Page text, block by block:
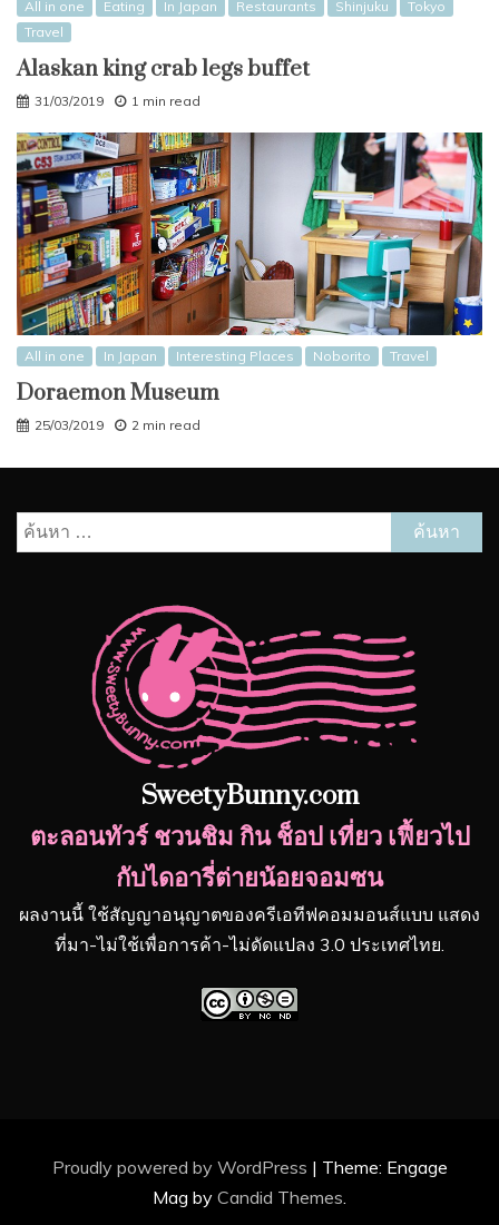
All in one Eating In Japan Restaurants Shinjuku
Tokyo
Travel
Alaskan king crab legs buffet
31/03/2019 1 min read
All in one In Japan Interesting Places Noborito Travel
Doraemon Museum
25/03/2019 2 min read
ค้นหา
สำหรับ:
SweetyBunny.com
ตะลอนทัวร์ ชวนชิม กิน ช็อป เที่ยว เฟี้ยวไป
กับไดอารี่ต่ายน้อยจอมซน
ผลงานนี้ ใช้สัญญาอนุญาตของครีเอทีฟคอมมอนส์แบบ แสดง
ที่มา-ไม่ใช้เพื่อการค้า-ไม่ดัดแปลง 3.0 ประเทศไทย.
Proudly powered by WordPress | Theme: Engage
Mag by Candid Themes.